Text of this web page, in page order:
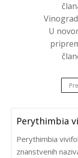
U
Perythimbia
Perythimbia
znanstvenih